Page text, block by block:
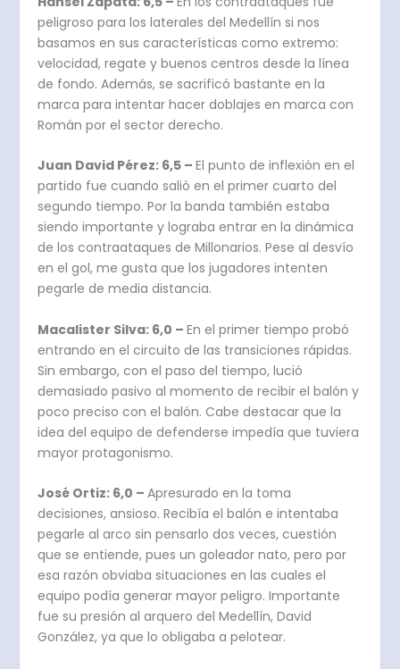
peligroso para los laterales del Medellín si nos
basamos en sus características como extremo:
velocidad, regate y buenos centros desde la línea
de fondo. Además, se sacrificó bastante en la
marca para intentar hacer doblajes en marca con
Román por el sector derecho.
Juan David Pérez: 6,5 –El punto de inflexión en el
partido fue cuando salió en el primer cuarto del
segundo tiempo. Por la banda también estaba
siendo importante y lograba entrar en la dinámica
de los contraataques de Millonarios. Pese al desvío
en el gol, me gusta que los jugadores intenten
pegarle de media distancia.
Macalister Silva: 6,0 –En el primer tiempo probó
entrando en el circuito de las transiciones rápidas.
Sin embargo, con el paso del tiempo, lució
demasiado pasivo al momento de recibir el balón y
poco preciso con el balón. Cabe destacar que la
idea del equipo de defenderse impedía que tuviera
mayor protagonismo.
José Ortiz: 6,0 –Apresurado en la toma
decisiones, ansioso. Recibía el balón e intentaba
pegarle al arco sin pensarlo dos veces, cuestión
que se entiende, pues un goleador nato, pero por
esa razón obviaba situaciones en las cuales el
equipo podía generar mayor peligro. Importante
fue su presión al arquero del Medellín, David
González, ya que lo obligaba a pelotear.